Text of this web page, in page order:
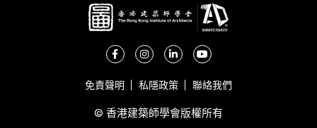
免責聲明 私隱政策 聯絡我們
© 香港建築師學會版權所有